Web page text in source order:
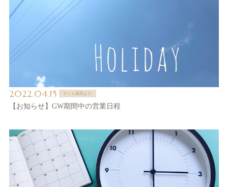
2022.04.15 サント薬局より
【お知らせ】GW期間中の営業日程